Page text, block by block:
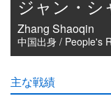
ジャン・シ
Zhang Shaoqin
中国出身 / People's
主な戦績